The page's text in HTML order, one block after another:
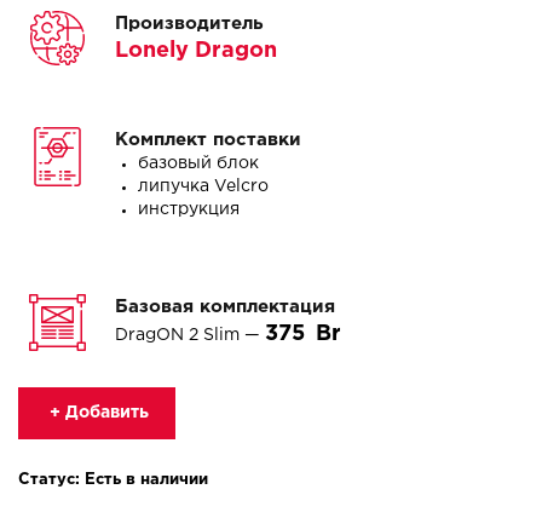
Производитель
Lonely Dragon
Комплект поставки
базовый блок
липучка Velcro
инструкция
Базовая комплектация
DragON 2 Slim — 375
+ Добавить
Статус: Есть в наличии